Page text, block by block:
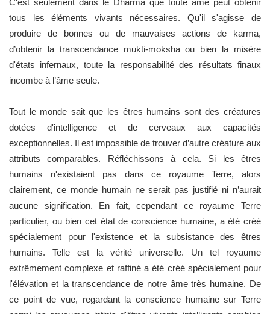
tous les éléments vivants nécessaires. Qu'il s'agisse de
produire de bonnes ou de mauvaises actions de karma,
d’obtenir la transcendance mukti-moksha ou bien la misère
d'états infernaux, toute la responsabilité des résultats finaux
incombe à l’âme seule.
Tout le monde sait que les êtres humains sont des créatures
dotées d'intelligence et de cerveaux aux capacités
exceptionnelles. Il est impossible de trouver d’autre créature aux
attributs comparables. Réfléchissons à cela. Si les êtres
humains n'existaient pas dans ce royaume Terre, alors
clairement, ce monde humain ne serait pas justifié ni n’aurait
aucune signification. En fait, cependant ce royaume Terre
particulier, ou bien cet état de conscience humaine, a été créé
spécialement pour l'existence et la subsistance des êtres
humains. Telle est la vérité universelle. Un tel royaume
extrêmement complexe et raffiné a été créé spécialement pour
l'élévation et la transcendance de notre âme très humaine. De
ce point de vue, regardant la conscience humaine sur Terre